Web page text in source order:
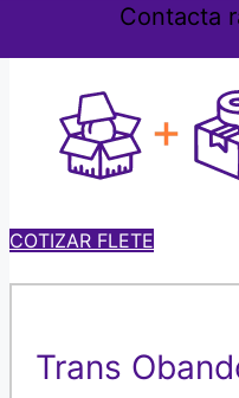
Contacta
COTIZAR FLETE
Trans